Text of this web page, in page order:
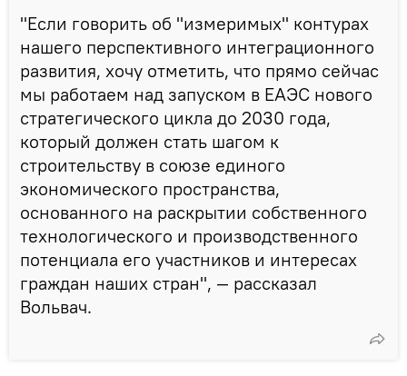
"Если говорить об "измеримых" контурах
нашего перспективного интеграционного
развития, хочу отметить, что прямо сейчас
мы работаем над запуском в ЕАЭС нового
стратегического цикла до 2030 года,
который должен стать шагом к
строительству в союзе единого
экономического пространства,
основанного на раскрытии собственного
технологического и производственного
потенциала его участников и интересах
граждан наших стран", — рассказал
Вольвач.